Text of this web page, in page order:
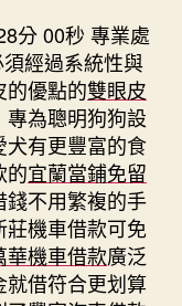
分 00秒 專業處
經過系統性與
的優點的雙眼皮
為聰明狗狗設
犬有更豐富的食
的宜蘭當鋪免留
錢不用繁複的手
莊機車借款可免
華機車借款廣泛
借符合更划算